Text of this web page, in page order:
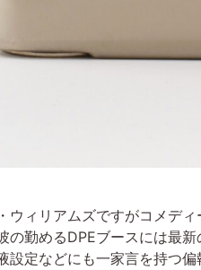
ウィリアムズですがコメデ
の勤めるDPEブースには最
設定などにも一家言を持つ